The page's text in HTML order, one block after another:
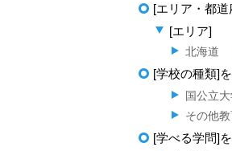
[エリア・都
[エリア]
北海道
[学校の種類]
国公立
その他教
[学べる学問]